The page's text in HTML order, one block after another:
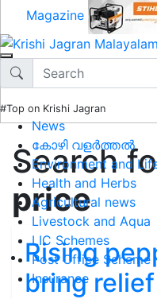
Magazine
#Top on Krishi Jagran
News
കോഴി വളർത്തൽ
Environment and
Health and Herbs
Agricultural news
Livestock and Aqua
LIC Schemes
Post Office Scheme
Insurance
Search
price
Rising
bring